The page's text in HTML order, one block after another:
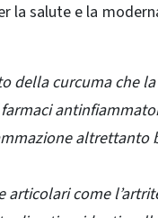
la salute e la
della curcuma che
altrettanto
come